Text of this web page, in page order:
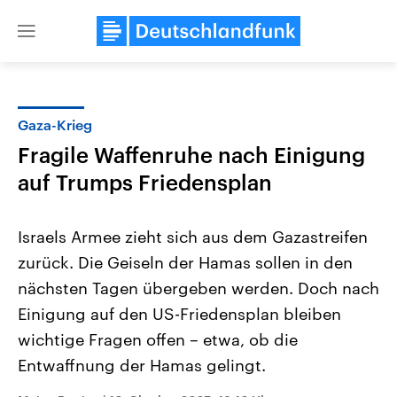
Close
USA
Aktuelle Beiträge, Analysen und
Hintergründe
Wirtschaftlich und militärisch
gehören die Vereinigten Staaten zu
mit großem Einfluss auf das
Nahostkonflikt
Aktuelle Lage und
Der Überfall der
Terrororganisation Hamas
Oktober 2023 auf Israel
Israel möchte die Hamas
Gaza-Krieg
Fragile Waffenruhe nach Einigung
auf Trumps Friedensplan
Israels Armee zieht sich aus dem Gazastreifen
zurück. Die Geiseln der Hamas sollen in den
nächsten Tagen übergeben werden. Doch nach
Einigung auf den US-Friedensplan bleiben
wichtige Fragen offen – etwa, ob die
Entwaffnung der Hamas gelingt.